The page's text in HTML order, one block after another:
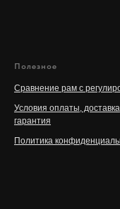
Полезное
Сравнение рам с
Условия оплаты,
гарантия
Политика